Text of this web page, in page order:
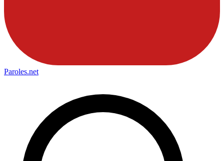
Paroles.net